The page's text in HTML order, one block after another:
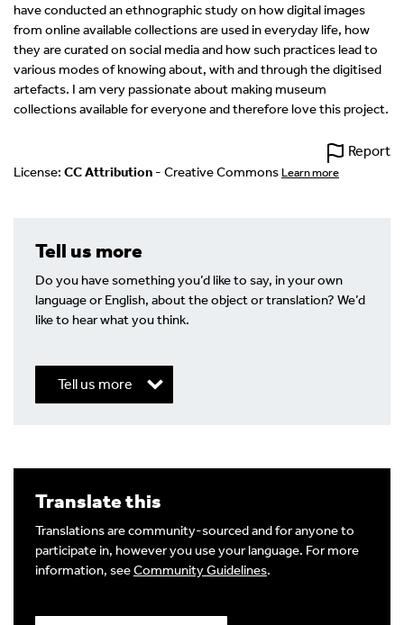
have conducted an ethnographic study on how digital images
from online available collections are used in everyday life, how
they are curated on social media and how such practices lead to
various modes of knowing about, with and through the digitised
artefacts. I am very passionate about making museum
collections available for everyone and therefore love this project.
Report
License: CC Attribution - Creative Commons Learn more
Tell us more
Do you have something you’d like to say, in your own
language or English, about the object or translation? We’d
like to hear what you think.
Tell us more
Write a Reply or Comment
Your email address will not be published.
fields are marked*
Your Comment
Translate this
Translations are community-sourced and for anyone to
participate in, however you use your language. For more
information, seeCommunity Guidelines.